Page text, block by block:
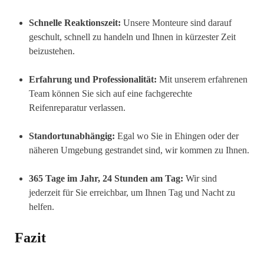
Schnelle Reaktionszeit: Unsere Monteure sind darauf
geschult, schnell zu handeln und Ihnen in kürzester Zeit
beizustehen.
Erfahrung und Professionalität: Mit unserem erfahrenen
Team können Sie sich auf eine fachgerechte
Reifenreparatur verlassen.
Standortunabhängig: Egal wo Sie in Ehingen oder der
näheren Umgebung gestrandet sind, wir kommen zu Ihnen.
365 Tage im Jahr, 24 Stunden am Tag: Wir sind
jederzeit für Sie erreichbar, um Ihnen Tag und Nacht zu
helfen.
Fazit